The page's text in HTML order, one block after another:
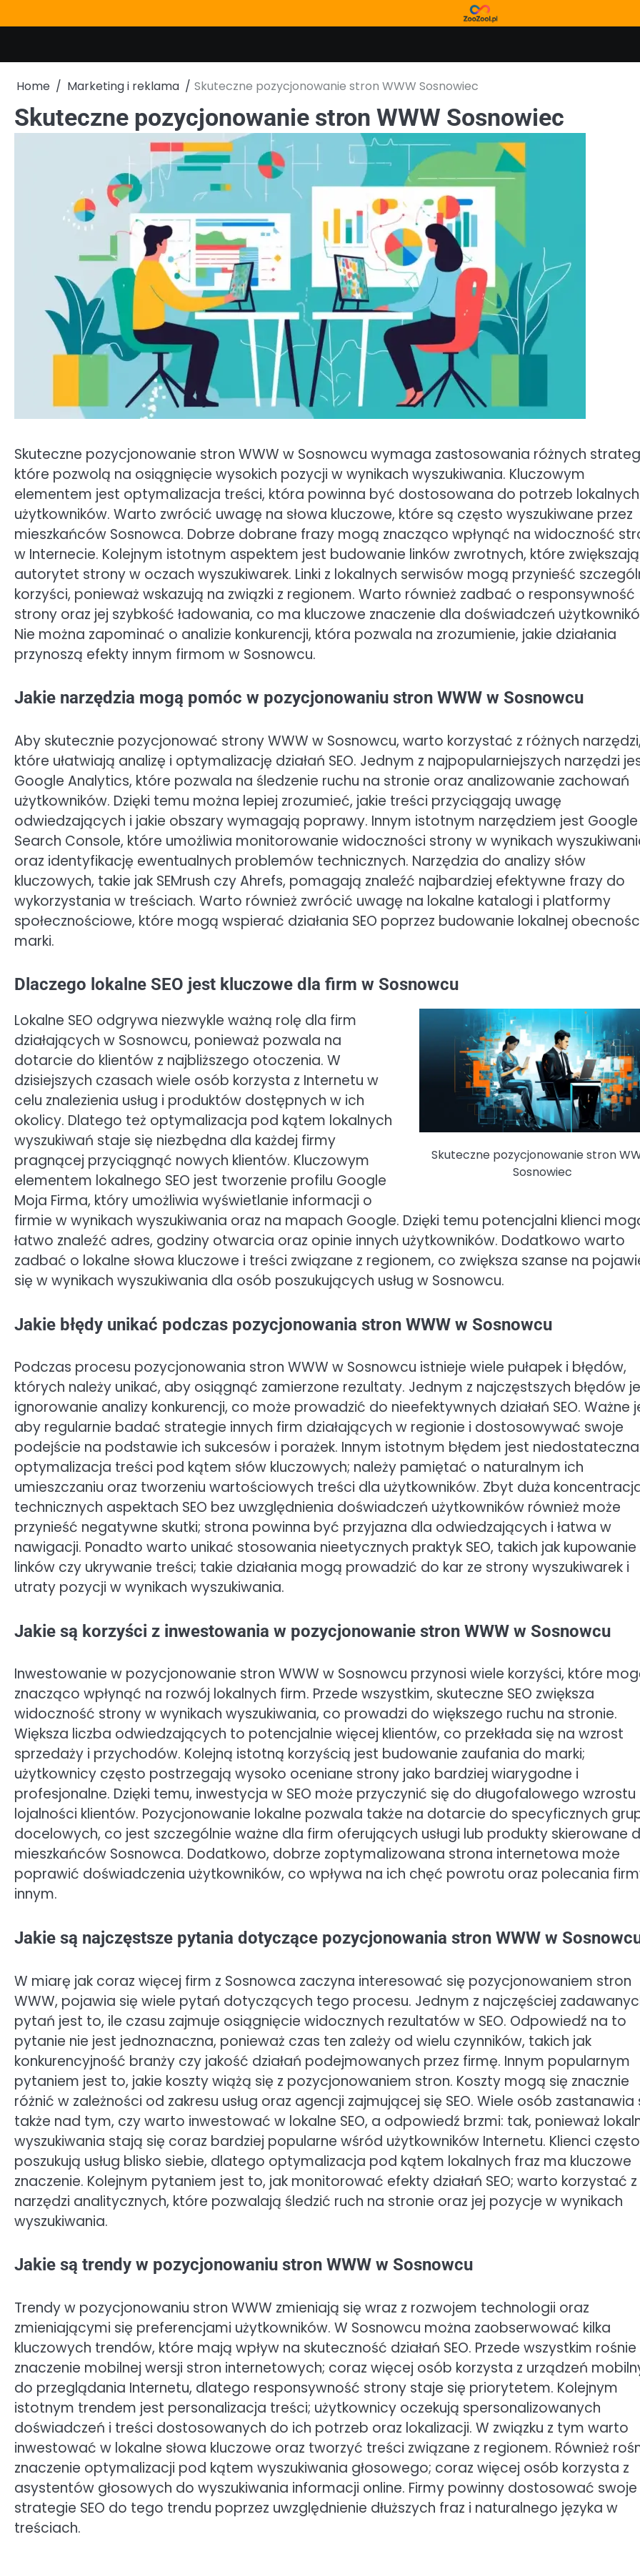
to
Home Marketing i reklama Skuteczne pozycjonowanie stron WWW Sosnowiec
Skuteczne pozycjonowanie stron WWW Sosnowiec
Skuteczne pozycjonowanie stron WWW w Sosnowcu wymaga zastosowania różnych
które pozwolą na osiągnięcie wysokich pozycji w wynikach wyszukiwania. Kluczowym
elementem jest optymalizacja treści, która powinna być dostosowana do potrzeb lokalnych
użytkowników. Warto zwrócić uwagę na słowa kluczowe, które są często wyszukiwane przez
mieszkańców Sosnowca. Dobrze dobrane frazy mogą znacząco wpłynąć na widoczność
w Internecie. Kolejnym istotnym aspektem jest budowanie linków zwrotnych, które zwiększają
autorytet strony w oczach wyszukiwarek. Linki z lokalnych serwisów mogą przynieść
korzyści, ponieważ wskazują na związki z regionem. Warto również zadbać o responsywność
strony oraz jej szybkość ładowania, co ma kluczowe znaczenie dla doświadczeń
Nie można zapominać o analizie konkurencji, która pozwala na zrozumienie, jakie działania
przynoszą efekty innym firmom w Sosnowcu.
Jakie narzędzia mogą pomóc w pozycjonowaniu stron WWW w Sosnowcu
Aby skutecznie pozycjonować strony WWW w Sosnowcu, warto korzystać z różnych narzędzi,
które ułatwiają analizę i optymalizację działań SEO. Jednym z najpopularniejszych narzędzi
Google Analytics, które pozwala na śledzenie ruchu na stronie oraz analizowanie zachowań
użytkowników. Dzięki temu można lepiej zrozumieć, jakie treści przyciągają uwagę
odwiedzających i jakie obszary wymagają poprawy. Innym istotnym narzędziem jest Google
Search Console, które umożliwia monitorowanie widoczności strony w wynikach
oraz identyfikację ewentualnych problemów technicznych. Narzędzia do analizy słów
kluczowych, takie jak SEMrush czy Ahrefs, pomagają znaleźć najbardziej efektywne frazy do
wykorzystania w treściach. Warto również zwrócić uwagę na lokalne katalogi i platformy
społecznościowe, które mogą wspierać działania SEO poprzez budowanie lokalnej
marki.
Dlaczego lokalne SEO jest kluczowe dla firm w Sosnowcu
Skuteczne pozycjonowanie stron
Sosnowiec
Lokalne SEO odgrywa niezwykle ważną rolę dla firm
działających w Sosnowcu, ponieważ pozwala na
dotarcie do klientów z najbliższego otoczenia. W
dzisiejszych czasach wiele osób korzysta z Internetu w
celu znalezienia usług i produktów dostępnych w ich
okolicy. Dlatego też optymalizacja pod kątem lokalnych
wyszukiwań staje się niezbędna dla każdej firmy
pragnącej przyciągnąć nowych klientów. Kluczowym
elementem lokalnego SEO jest tworzenie profilu Google
Moja Firma, który umożliwia wyświetlanie informacji o
firmie w wynikach wyszukiwania oraz na mapach Google. Dzięki temu potencjalni klienci
łatwo znaleźć adres, godziny otwarcia oraz opinie innych użytkowników. Dodatkowo warto
zadbać o lokalne słowa kluczowe i treści związane z regionem, co zwiększa szanse na
się w wynikach wyszukiwania dla osób poszukujących usług w Sosnowcu.
Jakie błędy unikać podczas pozycjonowania stron WWW w Sosnowcu
Podczas procesu pozycjonowania stron WWW w Sosnowcu istnieje wiele pułapek i błędów,
których należy unikać, aby osiągnąć zamierzone rezultaty. Jednym z najczęstszych błędów
ignorowanie analizy konkurencji, co może prowadzić do nieefektywnych działań SEO. Ważne
aby regularnie badać strategie innych firm działających w regionie i dostosowywać swoje
podejście na podstawie ich sukcesów i porażek. Innym istotnym błędem jest niedostateczna
optymalizacja treści pod kątem słów kluczowych; należy pamiętać o naturalnym ich
umieszczaniu oraz tworzeniu wartościowych treści dla użytkowników. Zbyt duża
technicznych aspektach SEO bez uwzględnienia doświadczeń użytkowników również może
przynieść negatywne skutki; strona powinna być przyjazna dla odwiedzających i łatwa w
nawigacji. Ponadto warto unikać stosowania nieetycznych praktyk SEO, takich jak kupowanie
linków czy ukrywanie treści; takie działania mogą prowadzić do kar ze strony wyszukiwarek i
utraty pozycji w wynikach wyszukiwania.
Jakie są korzyści z inwestowania w pozycjonowanie stron WWW w Sosnowcu
Inwestowanie w pozycjonowanie stron WWW w Sosnowcu przynosi wiele korzyści, które
znacząco wpłynąć na rozwój lokalnych firm. Przede wszystkim, skuteczne SEO zwiększa
widoczność strony w wynikach wyszukiwania, co prowadzi do większego ruchu na stronie.
Większa liczba odwiedzających to potencjalnie więcej klientów, co przekłada się na wzrost
sprzedaży i przychodów. Kolejną istotną korzyścią jest budowanie zaufania do marki;
użytkownicy często postrzegają wysoko oceniane strony jako bardziej wiarygodne i
profesjonalne. Dzięki temu, inwestycja w SEO może przyczynić się do długofalowego wzrostu
lojalności klientów. Pozycjonowanie lokalne pozwala także na dotarcie do specyficznych
docelowych, co jest szczególnie ważne dla firm oferujących usługi lub produkty skierowane
mieszkańców Sosnowca. Dodatkowo, dobrze zoptymalizowana strona internetowa może
poprawić doświadczenia użytkowników, co wpływa na ich chęć powrotu oraz polecania
innym.
Jakie są najczęstsze pytania dotyczące pozycjonowania stron WWW w
W miarę jak coraz więcej firm z Sosnowca zaczyna interesować się pozycjonowaniem stron
WWW, pojawia się wiele pytań dotyczących tego procesu. Jednym z najczęściej
pytań jest to, ile czasu zajmuje osiągnięcie widocznych rezultatów w SEO. Odpowiedź na to
pytanie nie jest jednoznaczna, ponieważ czas ten zależy od wielu czynników, takich jak
konkurencyjność branży czy jakość działań podejmowanych przez firmę. Innym popularnym
pytaniem jest to, jakie koszty wiążą się z pozycjonowaniem stron. Koszty mogą się znacznie
różnić w zależności od zakresu usług oraz agencji zajmującej się SEO. Wiele osób zastanawia
także nad tym, czy warto inwestować w lokalne SEO, a odpowiedź brzmi: tak, ponieważ
wyszukiwania stają się coraz bardziej popularne wśród użytkowników Internetu. Klienci często
poszukują usług blisko siebie, dlatego optymalizacja pod kątem lokalnych fraz ma kluczowe
znaczenie. Kolejnym pytaniem jest to, jak monitorować efekty działań SEO; warto korzystać z
narzędzi analitycznych, które pozwalają śledzić ruch na stronie oraz jej pozycje w wynikach
wyszukiwania.
Jakie są trendy w pozycjonowaniu stron WWW w Sosnowcu
Trendy w pozycjonowaniu stron WWW zmieniają się wraz z rozwojem technologii oraz
zmieniającymi się preferencjami użytkowników. W Sosnowcu można zaobserwować kilka
kluczowych trendów, które mają wpływ na skuteczność działań SEO. Przede wszystkim rośnie
znaczenie mobilnej wersji stron internetowych; coraz więcej osób korzysta z urządzeń
do przeglądania Internetu, dlatego responsywność strony staje się priorytetem. Kolejnym
istotnym trendem jest personalizacja treści; użytkownicy oczekują spersonalizowanych
doświadczeń i treści dostosowanych do ich potrzeb oraz lokalizacji. W związku z tym warto
inwestować w lokalne słowa kluczowe oraz tworzyć treści związane z regionem. Również
znaczenie optymalizacji pod kątem wyszukiwania głosowego; coraz więcej osób korzysta z
asystentów głosowych do wyszukiwania informacji online. Firmy powinny dostosować swoje
strategie SEO do tego trendu poprzez uwzględnienie dłuższych fraz i naturalnego języka w
treściach.